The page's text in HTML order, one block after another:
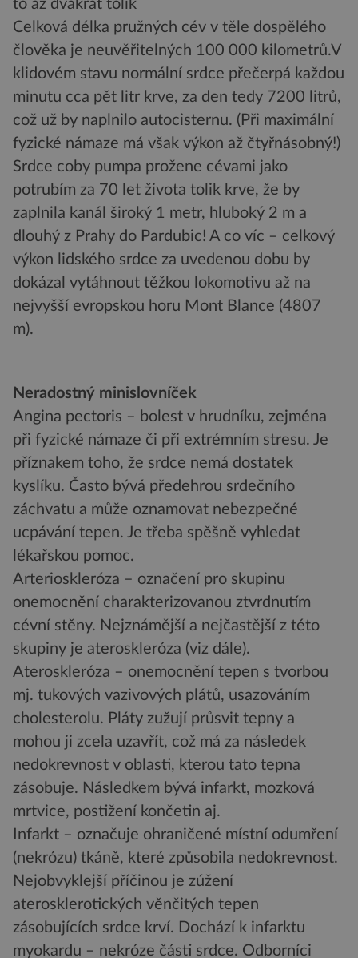
to až dvakrát tolik
Celková délka pružných cév v těle dospělého
člověka je neuvěřitelných 100 000 kilometrů.V
klidovém stavu normální srdce přečerpá každou
minutu cca pět litr krve, za den tedy 7200 litrů,
což už by naplnilo autocisternu. (Při maximální
fyzické námaze má však výkon až čtyřnásobný!)
Srdce coby pumpa prožene cévami jako
potrubím za 70 let života tolik krve, že by
zaplnila kanál široký 1 metr, hluboký 2 m a
dlouhý z Prahy do Pardubic! A co víc – celkový
výkon lidského srdce za uvedenou dobu by
dokázal vytáhnout těžkou lokomotivu až na
nejvyšší evropskou horu Mont Blance (4807
m).
Neradostný minislovníček
Angina pectoris – bolest v hrudníku, zejména
při fyzické námaze či při extrémním stresu. Je
příznakem toho, že srdce nemá dostatek
kyslíku. Často bývá předehrou srdečního
záchvatu a může oznamovat nebezpečné
ucpávání tepen. Je třeba spěšně vyhledat
lékařskou pomoc.
Arterioskleróza – označení pro skupinu
onemocnění charakterizovanou ztvrdnutím
cévní stěny. Nejznámější a nejčastější z této
skupiny je ateroskleróza (viz dále).
Ateroskleróza – onemocnění tepen s tvorbou
mj. tukových vazivových plátů, usazováním
cholesterolu. Pláty zužují průsvit tepny a
mohou ji zcela uzavřít, což má za následek
nedokrevnost v oblasti, kterou tato tepna
zásobuje. Následkem bývá infarkt, mozková
mrtvice, postižení končetin aj.
Infarkt – označuje ohraničené místní odumření
(nekrózu) tkáně, které způsobila nedokrevnost.
Nejobvyklejší příčinou je zúžení
aterosklerotických věnčitých tepen
zásobujících srdce krví. Dochází k infarktu
myokardu – nekróze části srdce. Odborníci